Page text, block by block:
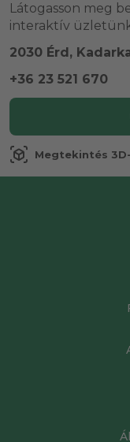
Látogasson meg
interaktív
2030 Érd,
+36 23 521 670
view_in_ar Megtekintés